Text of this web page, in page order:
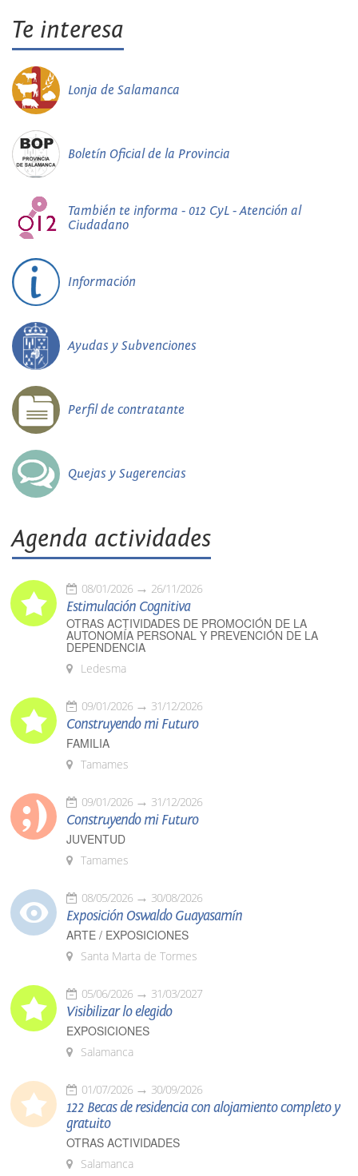
Te interesa
Lonja de Salamanca
Boletín Oficial de la Provincia
También te informa - 012 CyL - Atención al
Ciudadano
Información
Ayudas y Subvenciones
Perfil de contratante
Quejas y Sugerencias
Agenda actividades
08/01/2026 26/11/2026
Estimulación Cognitiva
OTRAS ACTIVIDADES DE PROMOCIÓN DE LA
AUTONOMÍA PERSONAL Y PREVENCIÓN DE LA
DEPENDENCIA
Ledesma
09/01/2026 31/12/2026
Construyendo mi Futuro
FAMILIA
Tamames
09/01/2026 31/12/2026
Construyendo mi Futuro
JUVENTUD
Tamames
08/05/2026 30/08/2026
Exposición Oswaldo Guayasamín
ARTE / EXPOSICIONES
Santa Marta de Tormes
05/06/2026 31/03/2027
Visibilizar lo elegido
EXPOSICIONES
Salamanca
01/07/2026 30/09/2026
122 Becas de residencia con alojamiento completo y
gratuito
OTRAS ACTIVIDADES
Salamanca